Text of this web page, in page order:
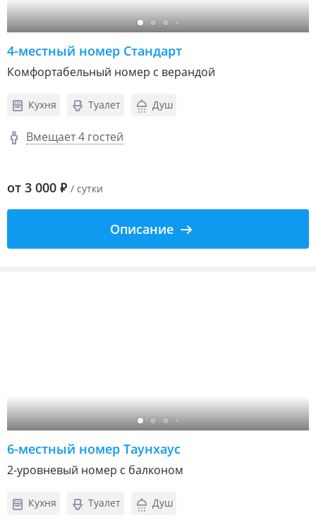
4-местный номер Стандарт
Комфортабельный номер с верандой
Кухня Туалет Душ
Вмещает 4 гостей
от 3 000 ₽ / сутки
Описание
6-местный номер Таунхаус
2-уровневый номер с балконом
Кухня Туалет Душ